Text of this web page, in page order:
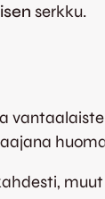
serkku.
muut